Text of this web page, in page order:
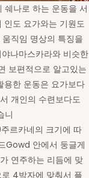
쉐나로 하는 운동을 서
인도 요가와는 기원도
직임 명상의 특징을
나마스카라와 비슷한
보편적으로 알고있는
용한 운동은 요가보다
개인의 수련보다도
니
르카네의 크기에 따
Gowd 안에서 둥글게
연주하는 리듬에 맞
4박자에 맞춰서 플